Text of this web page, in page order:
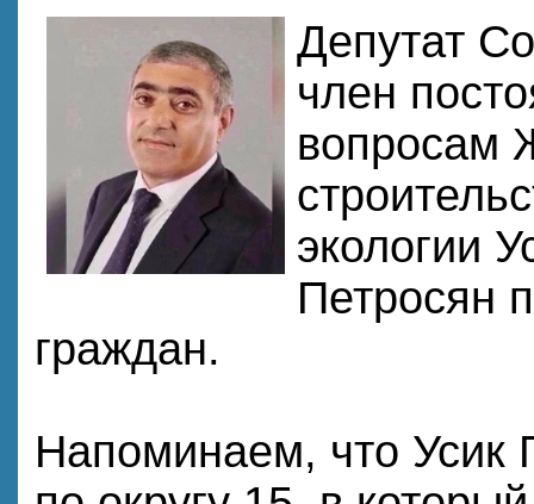
Депутат
член
вопросам
экологии
Петросян
граждан.
Напоминаем, что Усик